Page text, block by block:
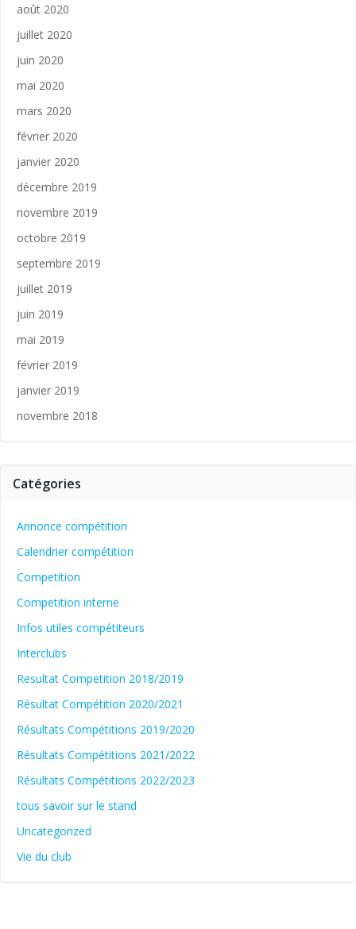
août 2020
juillet 2020
juin 2020
mai 2020
mars 2020
février 2020
janvier 2020
décembre 2019
novembre 2019
octobre 2019
septembre 2019
juillet 2019
juin 2019
mai 2019
février 2019
janvier 2019
novembre 2018
Catégories
Annonce compétition
Calendrier compétition
Competition
Competition interne
Infos utiles compétiteurs
Interclubs
Resultat Competition 2018/2019
Résultat Compétition 2020/2021
Résultats Compétitions 2019/2020
Résultats Compétitions 2021/2022
Résultats Compétitions 2022/2023
tous savoir sur le stand
Uncategorized
Vie du club